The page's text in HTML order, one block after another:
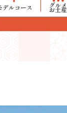
デルコース グルメ
お土産